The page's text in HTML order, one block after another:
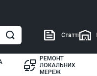
Статті
РЕМОНТ
ЛОКАЛЬНИХ
МЕРЕЖ